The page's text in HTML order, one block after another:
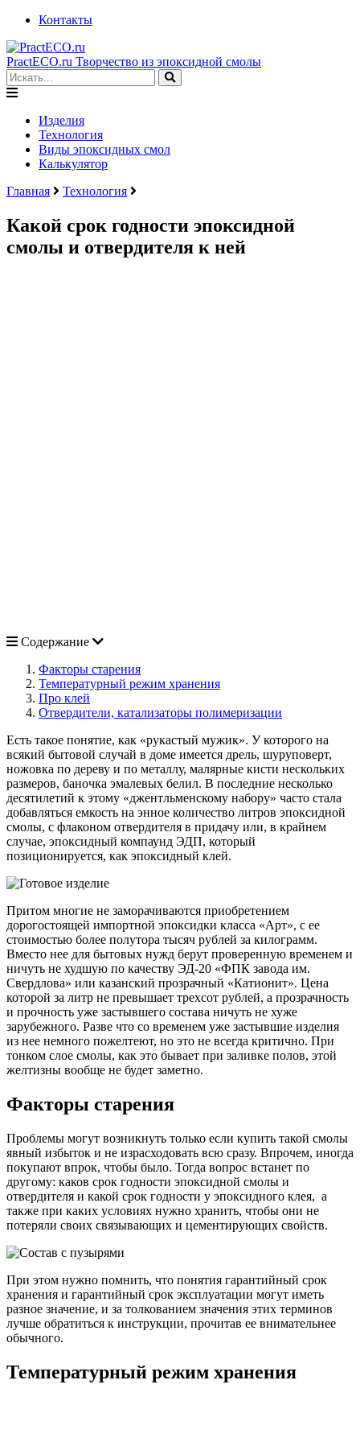
Контакты
PractECO.ru Творчество из эпоксидной смолы
Изделия
Технология
Виды эпоксидных смол
Калькулятор
Главная
Технология
Какой срок годности эпоксидной
смолы и отвердителя к ней
Содержание
Факторы старения
Температурный режим хранения
Про клей
Отвердители, катализаторы полимеризации
Есть такое понятие, как «рукастый мужик». У которого на
всякий бытовой случай в доме имеется дрель, шуруповерт,
ножовка по дереву и по металлу, малярные кисти нескольких
размеров, баночка эмалевых белил. В последние несколько
десятилетий к этому «джентльменскому набору» часто стала
добавляться емкость на энное количество литров эпоксидной
смолы, с флаконом отвердителя в придачу или, в крайнем
случае, эпоксидный компаунд ЭДП, который
позиционируется, как эпоксидный клей.
Притом многие не заморачиваются приобретением
дорогостоящей импортной эпоксидки класса «Арт», с ее
стоимостью более полутора тысяч рублей за килограмм.
Вместо нее для бытовых нужд берут проверенную временем и
ничуть не худшую по качеству ЭД-20 «ФПК завода им.
Свердлова» или казанский прозрачный «Катионит». Цена
которой за литр не превышает трехсот рублей, а прозрачность
и прочность уже застывшего состава ничуть не хуже
зарубежного. Разве что со временем уже застывшие изделия
из нее немного пожелтеют, но это не всегда критично. При
тонком слое смолы, как это бывает при заливке полов, этой
желтизны вообще не будет заметно.
Факторы старения
Проблемы могут возникнуть только если купить такой смолы
явный избыток и не израсходовать всю сразу. Впрочем, иногда
покупают впрок, чтобы было. Тогда вопрос встанет по
другому: каков срок годности эпоксидной смолы и
отвердителя и какой срок годности у эпоксидного клея, а
также при каких условиях нужно хранить, чтобы они не
потеряли своих связывающих и цементирующих свойств.
При этом нужно помнить, что понятия гарантийный срок
хранения и гарантийный срок эксплуатации могут иметь
разное значение, и за толкованием значения этих терминов
лучше обратиться к инструкции, прочитав ее внимательнее
обычного.
Температурный режим хранения